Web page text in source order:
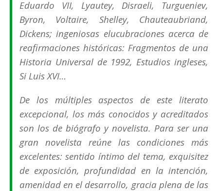
Eduardo VII, Lyautey, Disraeli, Turgueniev,
Byron, Voltaire, Shelley, Chauteaubriand,
Dickens; ingeniosas elucubraciones acerca de
reafirmaciones históricas: Fragmentos de una
Historia Universal de 1992, Estudios ingleses,
Si Luis XVI…
De los múltiples aspectos de este literato
excepcional, los más conocidos y acreditados
son los de biógrafo y novelista. Para ser una
gran novelista reúne las condiciones más
excelentes: sentido íntimo del tema, exquisitez
de exposición, profundidad en la intención,
amenidad en el desarrollo, gracia plena de las